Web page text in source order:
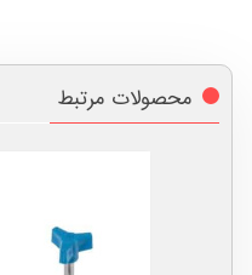
محصولات مرتبط